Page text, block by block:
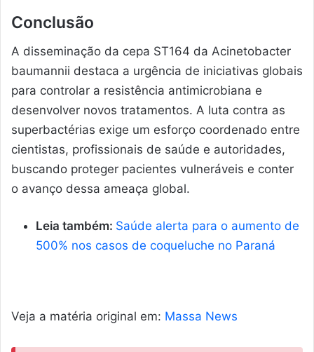
Conclusão
A disseminação da cepa ST164 da Acinetobacter
baumannii destaca a urgência de iniciativas globais
para controlar a resistência antimicrobiana e
desenvolver novos tratamentos. A luta contra as
superbactérias exige um esforço coordenado entre
cientistas, profissionais de saúde e autoridades,
buscando proteger pacientes vulneráveis e conter
o avanço dessa ameaça global.
Leia também: Saúde alerta para o aumento de
500% nos casos de coqueluche no Paraná
Veja a matéria original em: Massa News